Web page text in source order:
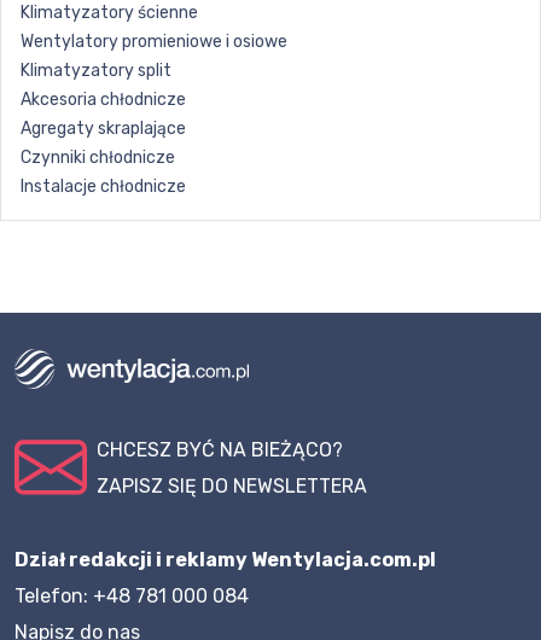
Klimatyzatory ścienne
Wentylatory promieniowe i osiowe
Klimatyzatory split
Akcesoria chłodnicze
Agregaty skraplające
Czynniki chłodnicze
Instalacje chłodnicze
CHCESZ BYĆ NA BIEŻĄCO?
ZAPISZ SIĘ DO NEWSLETTERA
Dział redakcji i reklamy Wentylacja.com.pl
Telefon: +48 781 000 084
Napisz do nas